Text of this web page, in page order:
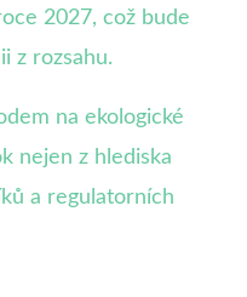
2027, což bude
z rozsahu.
na ekologické
nejen z hlediska
a regulatorních